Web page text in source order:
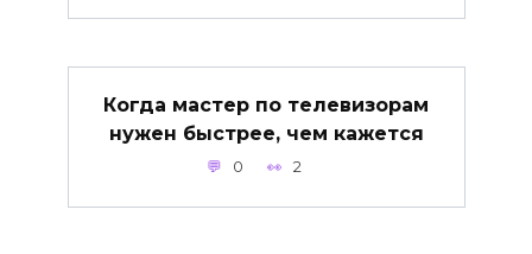
Когда мастер по телевизорам
нужен быстрее, чем кажется
0 2